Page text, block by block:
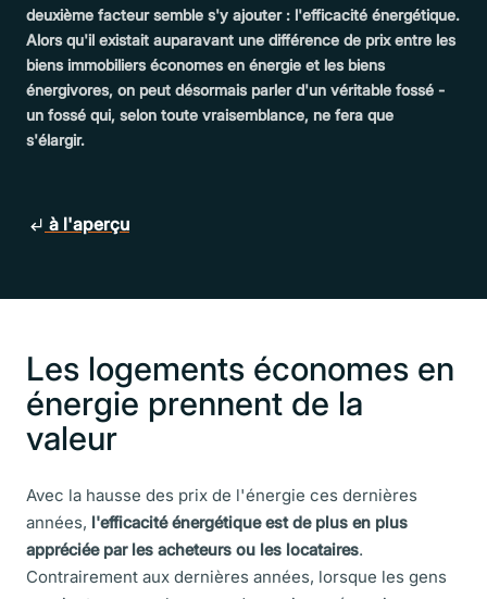
deuxième facteur semble s'y ajouter : l'efficacité énergétique.
Alors qu'il existait auparavant une différence de prix entre les
biens immobiliers économes en énergie et les biens
énergivores, on peut désormais parler d'un véritable fossé -
un fossé qui, selon toute vraisemblance, ne fera que
s'élargir.
à l'aperçu
Les logements économes en
énergie prennent de la
valeur
Avec la hausse des prix de l'énergie ces dernières
années, l'efficacité énergétique est de plus en plus
appréciée par les acheteurs ou les locataires.
Contrairement aux dernières années, lorsque les gens